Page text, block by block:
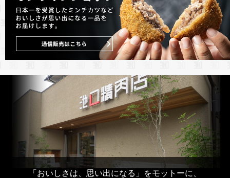
「おいしさは、思い出になる」をモットーに、